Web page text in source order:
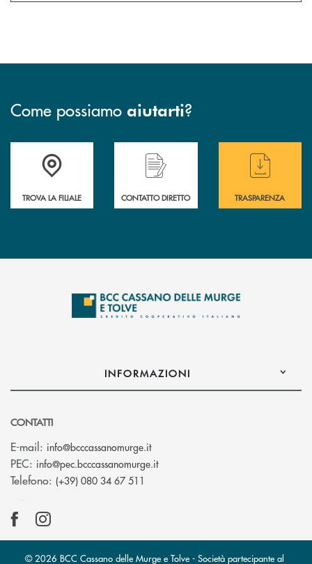
Come possiamo aiutarti?
Accedi all' elenco completo delle filiali
TROVA LA FILIALE
Hai bisogno di assistenza immediata ?
CONTATTO DIRETTO
Hai bisogno di
TRASPARENZA
INFORMAZIONI
CONTATTI
E-mail: info@bcccassanomurge.it(si apre l’app di posta elettronica)
PEC: info@pec.bcccassanomurge.it(si apre l’app di posta
Telefono: (+39) 080 34 67 511
© 2026 BCC Cassano delle Murge e Tolve - Società partecipante al